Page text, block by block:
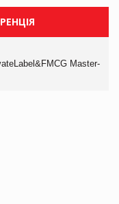
Master-